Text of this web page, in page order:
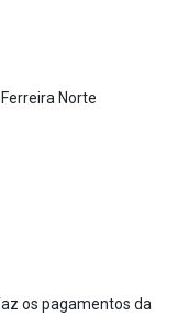
Norte
os pagamentos da